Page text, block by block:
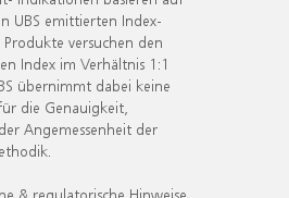
UBS emittierten Index-
versuchen den
Index im Verhältnis 1:1
übernimmt dabei keine
die Genauigkeit,
Angemessenheit der